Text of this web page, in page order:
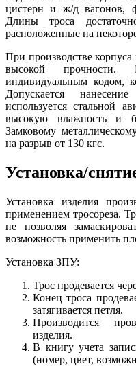
цистерн и ж/д вагонов,
Длины троса
расположенные на
При производстве
высокой прочности.
индивидуальным кодом,
Допускается
используется стальной
высокую влажность и
Замковому
на разрыв от 130 кгс.
Установка/
Установка изделия
применением тросореза.
не позволяя
возможность применить
Установка ЗПУ:
Трос продевается
Конец троса
затягивается петля.
Производится
изделия.
В книгу учета
(номер, цвет,